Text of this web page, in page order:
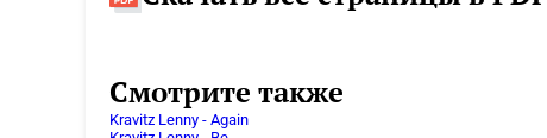
Смотрите также
Kravitz Lenny - Again